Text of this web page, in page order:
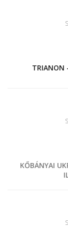
TRIANON
KŐBÁNYAI